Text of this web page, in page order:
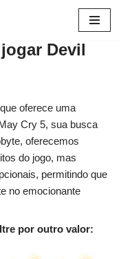
Devil
oferece uma
Cry 5, sua busca
oferecemos
do jogo, mas
permitindo que
no emocionante
por outro valor: